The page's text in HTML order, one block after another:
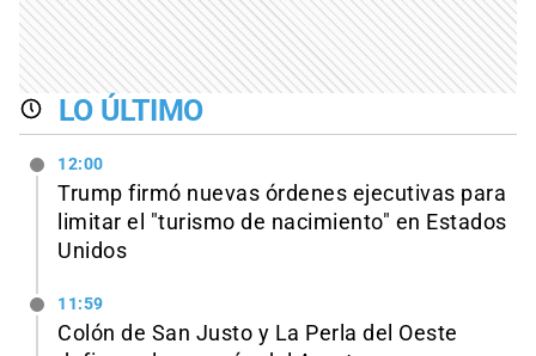
LO ÚLTIMO
12:00
Trump firmó nuevas órdenes ejecutivas para
limitar el "turismo de nacimiento" en Estados
Unidos
11:59
Colón de San Justo y La Perla del Oeste